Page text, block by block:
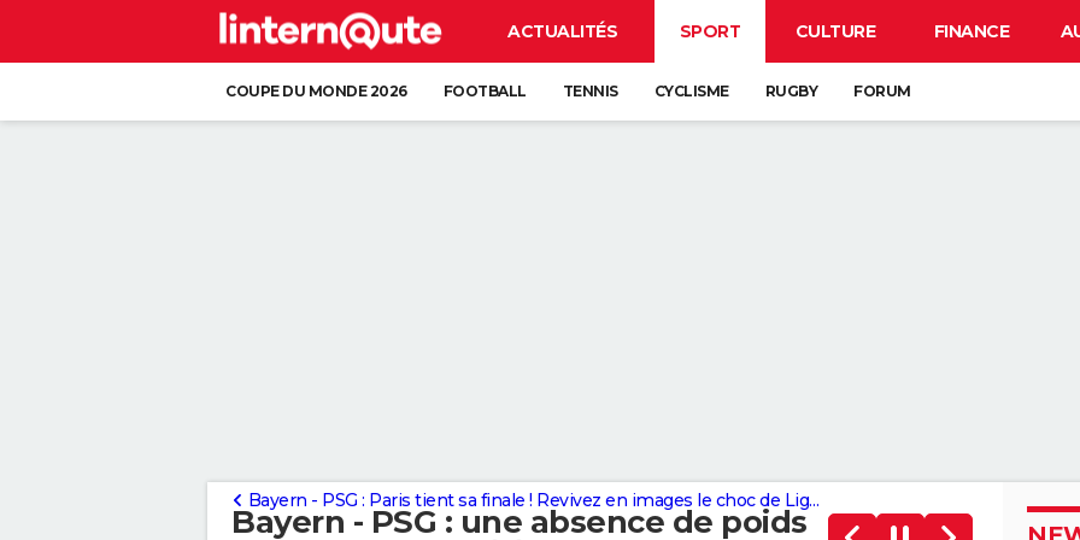
ACTUALITÉS SPORT CULTURE FINANCE
COUPE DU MONDE 2026 FOOTBALL TENNIS CYCLISME RUGBY FORUM
Bayern - PSG : une absence de poids
Bayern - PSG : Paris tient sa finale ! Revivez en images le choc de Ligue des champions avec les plus belles photos